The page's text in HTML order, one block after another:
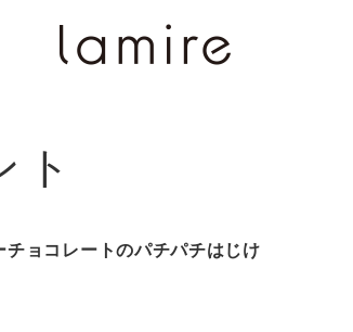
ト
ョコレートのパチパチはじけ